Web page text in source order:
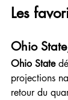
Les
Ohio
Ohio State
projections
retour du